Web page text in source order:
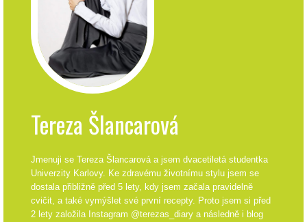
Tereza Šlancarová
Jmenuji se Tereza Šlancarová a jsem dvacetiletá studentka
Univerzity Karlovy. Ke zdravému životnímu stylu jsem se
dostala přibližně před 5 lety, kdy jsem začala pravidelně
cvičit, a také vymýšlet své první recepty. Proto jsem si před
2 lety založila Instagram @terezas_diary a následně i blog